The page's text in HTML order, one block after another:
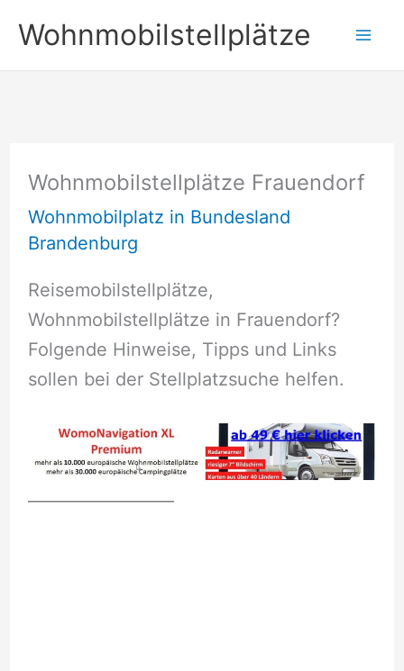
Inhalt
springen
Wohnmobilstellplätze
Wohnmobilstellplätze Frauendorf
Wohnmobilplatz in Bundesland
Brandenburg
Reisemobilstellplätze,
Wohnmobilstellplätze in Frauendorf?
Folgende Hinweise, Tipps und Links
sollen bei der Stellplatzsuche helfen.